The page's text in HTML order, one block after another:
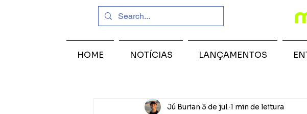
Jú Burian 3 de jul. 1 min de leitura
HOME NOTÍCIAS LANÇAMENTOS